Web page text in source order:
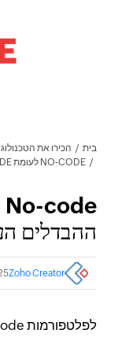
בית
הכירו את
NO-CODE לעומת LOW-CODE: מהם ההבדלים העיקריים?
ההבדלים
Zoho Creator